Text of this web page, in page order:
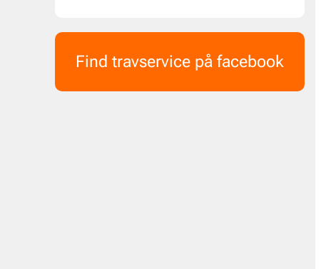
Find travservice på facebook